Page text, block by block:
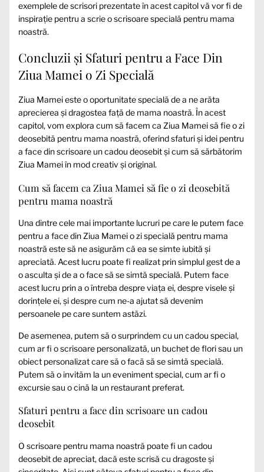
exemplele de scrisori prezentate în acest capitol vă vor fi de
inspirație pentru a scrie o scrisoare specială pentru mama
noastră.
Concluzii și Sfaturi pentru a Face Din
Ziua Mamei o Zi Specială
Ziua Mamei este o oportunitate specială de a ne arăta
aprecierea și dragostea față de mama noastră. În acest
capitol, vom explora cum să facem ca Ziua Mamei să fie o zi
deosebită pentru mama noastră, oferind sfaturi și idei pentru
a face din scrisoare un cadou deosebit și cum să sărbătorim
Ziua Mamei în mod creativ și original.
Cum să facem ca Ziua Mamei să fie o zi deosebită
pentru mama noastră
Una dintre cele mai importante lucruri pe care le putem face
pentru a face din Ziua Mamei o zi specială pentru mama
noastră este să ne asigurăm că ea se simte iubită și
apreciată. Acest lucru poate fi realizat prin simplul gest de a
o asculta și de a o face să se simtă specială. Putem face
acest lucru prin a o întreba despre viața ei, despre visele și
dorințele ei, și despre cum ne-a ajutat să devenim
persoanele pe care suntem astăzi.
De asemenea, putem să o surprindem cu un cadou special,
cum ar fi o scrisoare personalizată, un buchet de flori sau un
obiect personalizat care să o facă să se simtă specială.
Putem să o invităm la un eveniment special, cum ar fi o
excursie sau o cină la un restaurant preferat.
Sfaturi pentru a face din scrisoare un cadou
deosebit
O scrisoare pentru mama noastră poate fi un cadou
deosebit de apreciat, dacă este scrisă cu dragoste și